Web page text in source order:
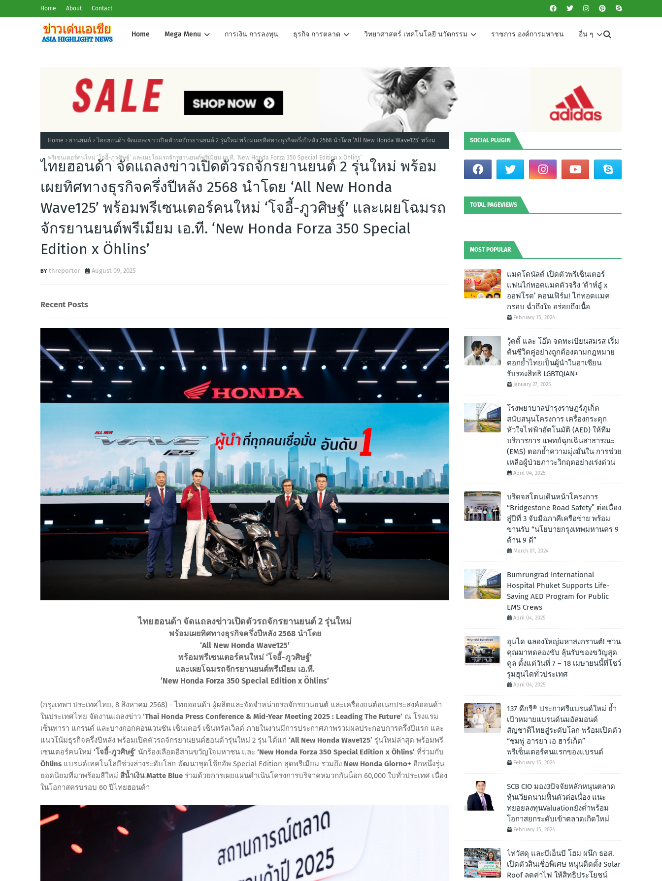
Home About Contact
Home Mega Menu การเงิน การลงทุน ธุรกิจ การตลาด วิทยาศาสตร์ เทคโนโลยี นวัตกรรม ราชการ องค์การมหาชน อื่น ๆ
Home ยานยนต์ ไทยฮอนด้า จัดแถลงข่าวเปิดตัวรถจักรยานยนต์ 2 รุ่นใหม่ พร้อมเผยทิศทางธุรกิจครึ่งปีหลัง 2568 นำโดย ‘All New Honda Wave125’ พร้อม
พรีเซนเตอร์คนใหม่ ‘โจอี้-ภูวศิษฐ์’ และเผยโฉมรถจักรยานยนต์พรีเมียม เอ.ที. ‘New Honda Forza 350 Special Edition x Öhlins’
ไทยฮอนด้า จัดแถลงข่าวเปิดตัวรถจักรยานยนต์ 2 รุ่นใหม่ พร้อม
เผยทิศทางธุรกิจครึ่งปีหลัง 2568 นำโดย ‘All New Honda
Wave125’ พร้อมพรีเซนเตอร์คนใหม่ ‘โจอี้-ภูวศิษฐ์’ และเผยโฉมรถ
จักรยานยนต์พรีเมียม เอ.ที. ‘New Honda Forza 350 Special
Edition x Öhlins’
threportor August 09, 2025
Recent Posts
ไทยฮอนด้า จัดแถลงข่าวเปิดตัวรถจักรยานยนต์ 2 รุ่นใหม่
พร้อมเผยทิศทางธุรกิจครึ่งปีหลัง 2568 นำโดย
‘All New Honda Wave125’
พร้อมพรีเซนเตอร์คนใหม่ ‘โจอี้-ภูวศิษฐ์’
และเผยโฉมรถจักรยานยนต์พรีเมียม เอ.ที.
‘New Honda Forza 350 Special Edition x Öhlins’
(กรุงเทพฯ ประเทศไทย, 8 สิงหาคม 2568) - ไทยฮอนด้า ผู้ผลิตและจัดจำหน่ายรถจักรยานยนต์ และเครื่องยนต์อเนกประสงค์ฮอนด้า
ในประเทศไทย จัดงานแถลงข่าว ‘Thai Honda Press Conference & Mid-Year Meeting 2025 : Leading The Future’ ณ โรงแรม
เซ็นทารา แกรนด์ และบางกอกคอนเวนชัน เซ็นเตอร์ เซ็นทรัลเวิลด์ ภายในงานมีการประกาศภาพรวมผลประกอบการครึ่งปีแรก และ
แนวโน้มธุรกิจครึ่งปีหลัง พร้อมเปิดตัวรถจักรยานยนต์ฮอนด้ารุ่นใหม่ 2 รุ่น ได้แก่ ‘All New Honda Wave125’ รุ่นใหม่ล่าสุด พร้อมพรี
เซนเตอร์คนใหม่ ‘โจอี้-ภูวศิษฐ์’ นักร้องเลือดอีสานขวัญใจมหาชน และ ‘New Honda Forza 350 Special Edition x Öhlins’ ที่ร่วมกับ
Öhlins แบรนด์เทคโนโลยีช่วงล่างระดับโลก พัฒนาชุดโช้กอัพ Special Edition สุดพรีเมียม รวมถึง New Honda Giorno+ อีกหนึ่งรุ่น
ยอดนิยมที่มาพร้อมสีใหม่ สีน้ำเงิน Matte Blue ร่วมด้วยการเผยแผนดำเนินโครงการบริจาคหมวกกันน็อก 60,000 ใบทั่วประเทศ เนื่อง
ในโอกาสครบรอบ 60 ปีไทยฮอนด้า
SOCIAL PLUGIN
TOTAL PAGEVIEWS
MOST POPULAR
แมคโดนัลด์ เปิดตัวพรีเซ็นเตอร์
แฟนไก่ทอดแมคตัวจริง ‘ต้าห์อู๋ x
ออฟโรด’ คอนเฟิร์ม! ไก่ทอดแมค
กรอบ ฉํ่าถึงใจ อร่อยถึงเนื้อ
February 15, 2024
วู้ดดี้ และ โอ๊ต จดทะเบียนสมรส เริ่ม
ต้นชีวิตคู่อย่างถูกต้องตามกฎหมาย
ตอกย้ำไทยเป็นผู้นำในอาเซียน
รับรองสิทธิ LGBTQIAN+
January 27, 2025
โรงพยาบาลบำรุงราษฎร์ภูเก็ต
สนับสนุนโครงการ เครื่องกระตุก
หัวใจไฟฟ้าอัตโนมัติ (AED) ให้ทีม
บริการการ แพทย์ฉุกเฉินสาธารณะ
(EMS) ตอกย้ำความมุ่งมั่นใน การช่วย
เหลือผู้ป่วยภาวะวิกฤตอย่างเร่งด่วน
April 04, 2025
บริดจสโตนเดินหน้าโครงการ
“Bridgestone Road Safety” ต่อเนื่อง
สู่ปีที่ 3 จับมือภาคีเครือข่าย พร้อม
ขานรับ “นโยบายกรุงเทพมหานคร 9
ด้าน 9 ดี”
March 01, 2024
Bumrungrad International
Hospital Phuket Supports Life-
Saving AED Program for Public
EMS Crews
April 04, 2025
ฮุนได ฉลองใหญ่มหาสงกรานต์! ชวน
คุณมาทดลองขับ ลุ้นรับของขวัญสุด
คูล ตั้งแต่วันที่ 7 – 18 เมษายนนี้ที่โชว์
รูมฮุนไดทั่วประเทศ
April 04, 2025
137 ดีกรี® ประกาศรีแบรนด์ใหม่ ย้ำ
เป้าหมายแบรนด์นมอัลมอนด์
สัญชาติไทยสู่ระดับโลก พร้อมเปิดตัว
“ชมพู่ อารยา เอ ฮาร์เก็ต”
พรีเซ็นเตอร์คนแรกของแบรนด์
February 15, 2024
SCB CIO มอง3ปัจจัยหลักหนุนตลาด
หุ้นเวียดนามฟื้นตัวต่อเนื่อง แนะ
ทยอยลงทุนValuationยังต่ำพร้อม
โอกาสยกระดับเข้าตลาดเกิดใหม่
February 15, 2024
ไทวัสดุ และบีเอ็นบี โฮม ผนึก ธอส.
เปิดตัวสินเชื่อพิเศษ หนุนติดตั้ง Solar
Roof ลดค่าไฟ ให้สิทธิประโยชน์